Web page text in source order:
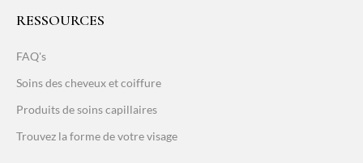
RESSOURCES
FAQ's
Soins des cheveux et coiffure
Produits de soins capillaires
Trouvez la forme de votre visage